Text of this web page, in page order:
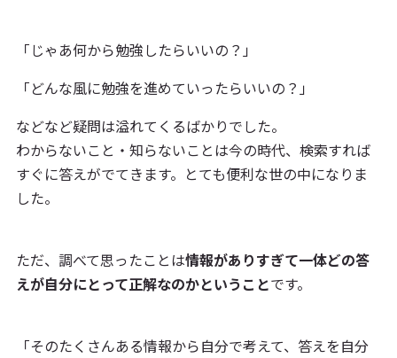
「じゃあ何から勉強したらいいの？」
「どんな風に勉強を進めていったらいいの？」
などなど疑問は溢れてくるばかりでした。
わからないこと・知らないことは今の時代、検索すれば
すぐに答えがでてきます。とても便利な世の中になりま
した。
ただ、調べて思ったことは情報がありすぎて一体どの答
えが自分にとって正解なのかということです。
「そのたくさんある情報から自分で考えて、答えを自分